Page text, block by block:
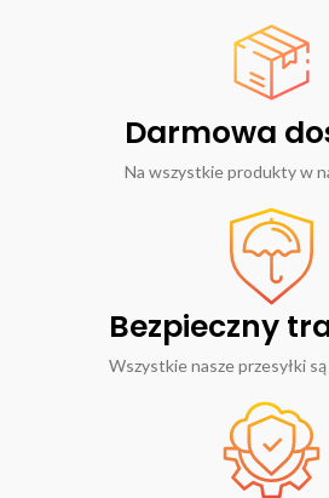
Darmowa
Na wszystkie produkty w
Bezpieczny
Wszystkie nasze przesyłki